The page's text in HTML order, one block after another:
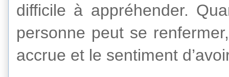
difficile à appréhender.
personne peut se renfermer
accrue et le sentiment